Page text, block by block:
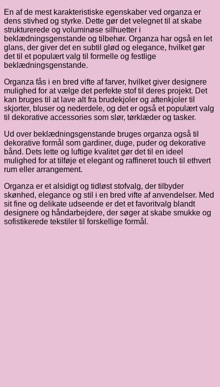
En af de mest karakteristiske egenskaber ved organza er
dens stivhed og styrke. Dette gør det velegnet til at skabe
strukturerede og voluminøse silhuetter i
beklædningsgenstande og tilbehør. Organza har også en let
glans, der giver det en subtil glød og elegance, hvilket gør
det til et populært valg til formelle og festlige
beklædningsgenstande.
Organza fås i en bred vifte af farver, hvilket giver designere
mulighed for at vælge det perfekte stof til deres projekt. Det
kan bruges til at lave alt fra brudekjoler og aftenkjoler til
skjorter, bluser og nederdele, og det er også et populært valg
til dekorative accessories som slør, tørklæder og tasker.
Ud over beklædningsgenstande bruges organza også til
dekorative formål som gardiner, duge, puder og dekorative
bånd. Dets lette og luftige kvalitet gør det til en ideel
mulighed for at tilføje et elegant og raffineret touch til ethvert
rum eller arrangement.
Organza er et alsidigt og tidløst stofvalg, der tilbyder
skønhed, elegance og stil i en bred vifte af anvendelser. Med
sit fine og delikate udseende er det et favoritvalg blandt
designere og håndarbejdere, der søger at skabe smukke og
sofistikerede tekstiler til forskellige formål.